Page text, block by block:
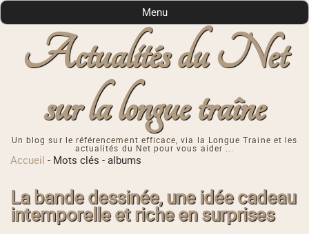
Actualités du Net
sur la longue traîne
Un blog sur le référencement efficace, via la Longue Traine et les
actualités du Net pour vous aider ...
Menu
Accueil - Mots clés -albums
La bande dessinée, une idée cadeau
intemporelle et riche en surprises